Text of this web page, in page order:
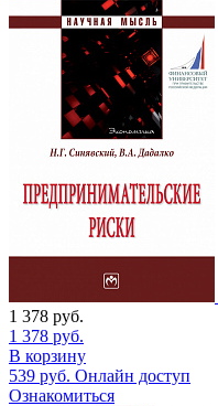
1 378 руб.
1 378 руб.
В корзину
539 руб. Онлайн доступ
Ознакомиться